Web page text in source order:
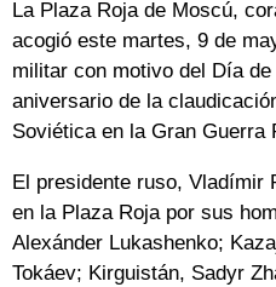
La Plaza Roja de Moscú,
acogió este martes, 9 de
militar con motivo del Día
aniversario de la
Soviética en la Gran Guerra
El presidente ruso, Vladímir
en la Plaza Roja por sus
Alexánder Lukashenko;
Tokáev; Kirguistán, Sadyr